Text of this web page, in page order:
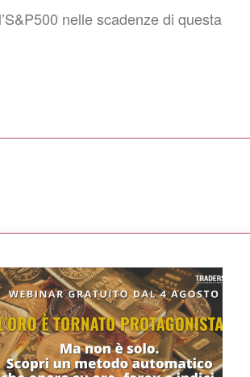
nelle scadenze di questa